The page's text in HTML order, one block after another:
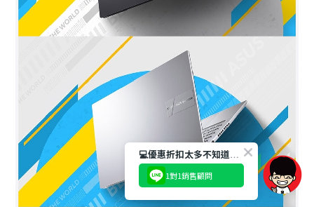
💻優惠折扣太多不知道如何選產品嗎?
1對1銷售顧問